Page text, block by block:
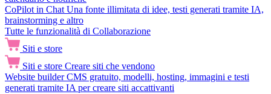
CoPilot in Chat Una fonte illimitata di idee, testi generati tramite IA,
brainstorming e altro
Tutte le funzionalità di Collaborazione
Siti e store
Siti e store Creare siti che vendono
Website builder CMS gratuito, modelli, hosting, immagini e testi
generati tramite IA per creare siti accattivanti